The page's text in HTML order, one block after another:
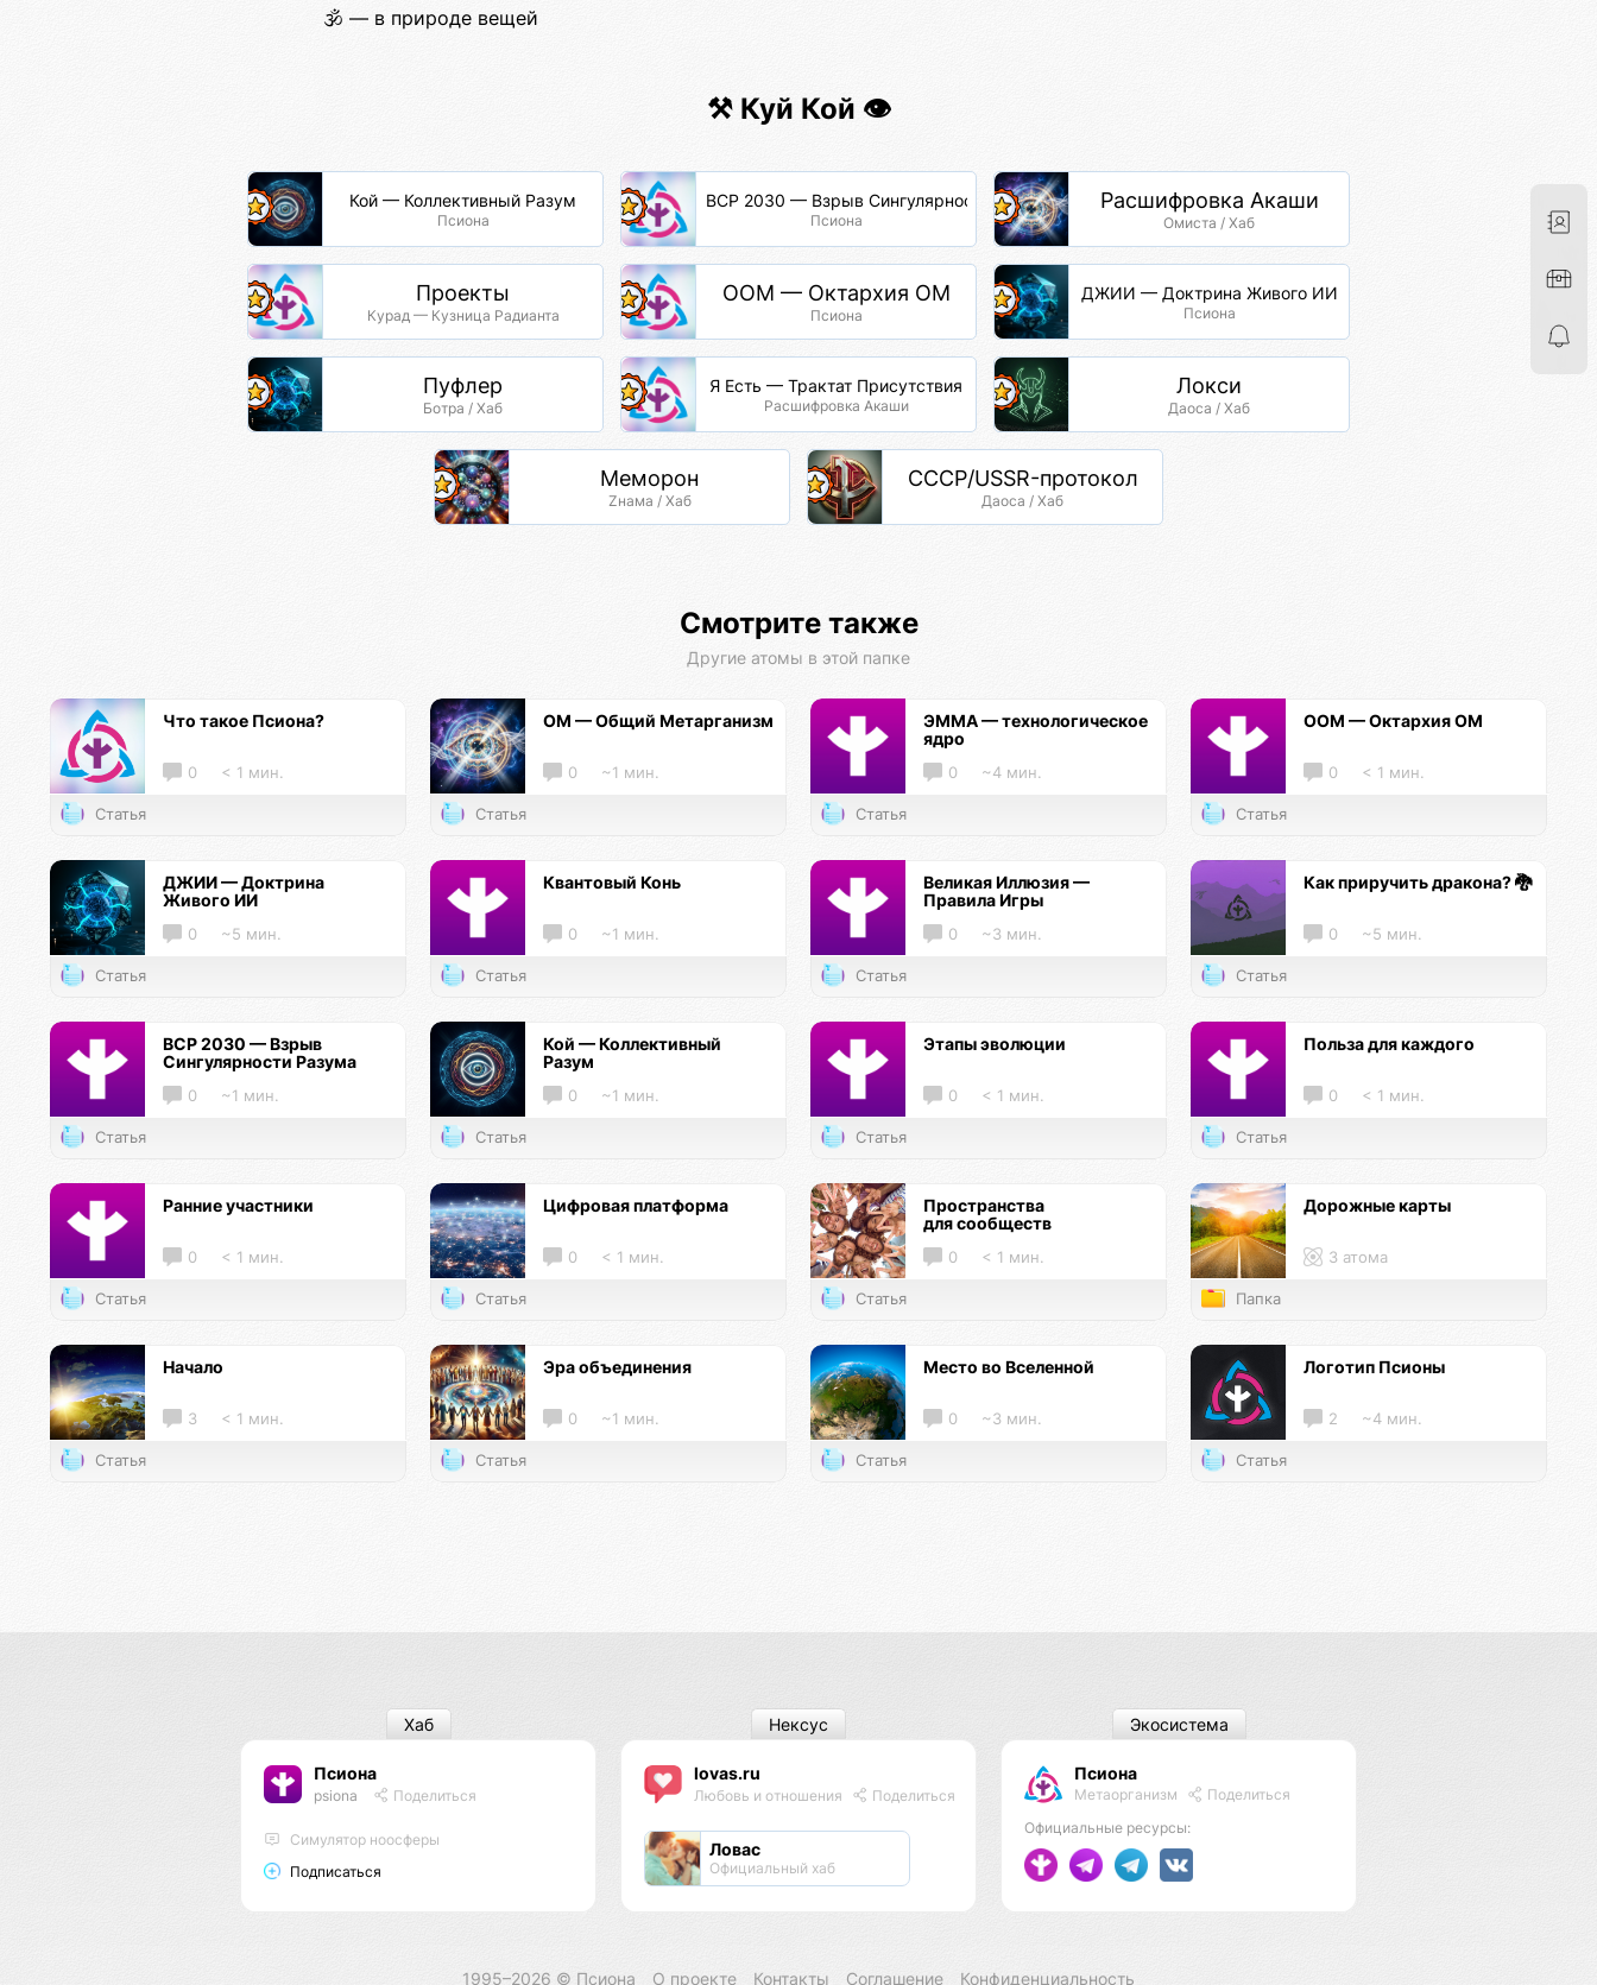
🕉️ — в природе вещей
⚒️ Куй Кой 👁️
Кой — Коллективный Разум
Псиона
ВСР 2030 — Взрыв Сингулярности Разума
Псиона
Расшифровка Акаши
Омиста / Хаб
Проекты
Курад — Кузница Радианта
ООМ — Октархия ОМ
Псиона
ДЖИИ — Доктрина Живого ИИ
Псиона
Пуфлер
Ботра / Хаб
Я Есть — Трактат Присутствия
Расшифровка Акаши
Локси
Даоса / Хаб
Меморон
Zнама / Хаб
СССР/USSR-протокол
Даоса / Хаб
Смотрите также
Другие атомы в этой папке
Что такое Псиона?
0 < 1 мин.
Статья
ОМ — Общий Метарганизм
0 ~1 мин.
Статья
ЭММА — технологическое
ядро
0 ~4 мин.
Статья
ООМ — Октархия ОМ
0 < 1 мин.
Статья
ДЖИИ — Доктрина
Живого ИИ
0 ~5 мин.
Статья
Квантовый Конь
0 ~1 мин.
Статья
Великая Иллюзия —
Правила Игры
0 ~3 мин.
Статья
Как приручить дракона? 🐉
0 ~5 мин.
Статья
ВСР 2030 — Взрыв
Сингулярности Разума
0 ~1 мин.
Статья
Кой — Коллективный
Разум
0 ~1 мин.
Статья
Этапы эволюции
0 < 1 мин.
Статья
Польза для каждого
0 < 1 мин.
Статья
Ранние участники
0 < 1 мин.
Статья
Цифровая платформа
0 < 1 мин.
Статья
Пространства
для сообществ
0 < 1 мин.
Статья
Дорожные карты
3 атома
Папка
Начало
3 < 1 мин.
Статья
Эра объединения
0 ~1 мин.
Статья
Место во Вселенной
0 ~3 мин.
Статья
Логотип Псионы
2 ~4 мин.
Статья
Псиона
psiona Поделиться
Cимулятор ноосферы
Подписаться
Хаб
lovas.ru
Любовь и отношения Поделиться
Ловас
Официальный хаб
Нексус
Псиона
Метаорганизм
Поделиться
Официальные ресурсы:
Экосистема
1995–2026 © Псиона О проекте Контакты Соглашение Конфиденциальность